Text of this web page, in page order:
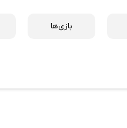
بازی‌ها